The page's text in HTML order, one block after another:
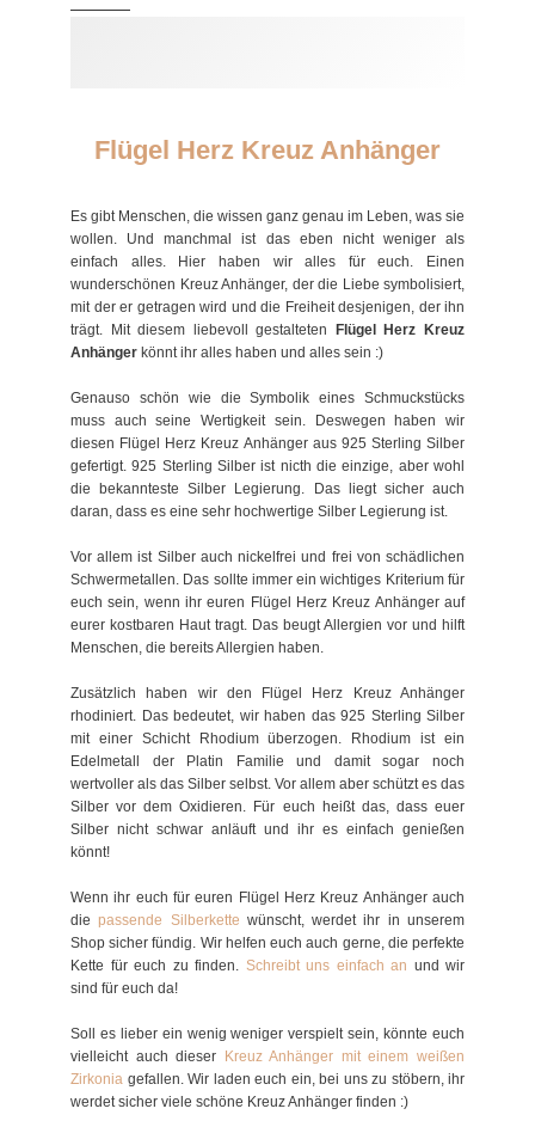
Flügel Herz Kreuz Anhänger
Es gibt Menschen, die wissen ganz genau im Leben, was sie
wollen. Und manchmal ist das eben nicht weniger als
einfach alles. Hier haben wir alles für euch. Einen
wunderschönen Kreuz Anhänger, der die Liebe symbolisiert,
mit der er getragen wird und die Freiheit desjenigen, der ihn
trägt. Mit diesem liebevoll gestalteten
Flügel Herz Kreuz
Anhänger könnt ihr alles haben und alles sein :)
Genauso schön wie die Symbolik eines Schmuckstücks
muss auch seine Wertigkeit sein. Deswegen haben wir
diesen Flügel Herz Kreuz Anhänger aus 925 Sterling Silber
gefertigt. 925 Sterling Silber ist nicth die einzige, aber wohl
die bekannteste Silber Legierung. Das liegt sicher auch
daran, dass es eine sehr hochwertige Silber Legierung ist.
Vor allem ist Silber auch nickelfrei und frei von schädlichen
Schwermetallen. Das sollte immer ein wichtiges Kriterium für
euch sein, wenn ihr euren Flügel Herz Kreuz Anhänger auf
eurer kostbaren Haut tragt. Das beugt Allergien vor und hilft
Menschen, die bereits Allergien haben.
Zusätzlich haben wir den Flügel Herz Kreuz Anhänger
rhodiniert. Das bedeutet, wir haben das 925 Sterling Silber
mit einer Schicht Rhodium überzogen. Rhodium ist ein
Edelmetall der Platin Familie und damit sogar noch
wertvoller als das Silber selbst. Vor allem aber schützt es das
Silber vor dem Oxidieren. Für euch heißt das, dass euer
Silber nicht schwar anläuft und ihr es einfach genießen
könnt!
Wenn ihr euch für euren Flügel Herz Kreuz Anhänger auch
diepassende Silberkette wünscht, werdet ihr in unserem
Shop sicher fündig. Wir helfen euch auch gerne, die perfekte
Kette für euch zu finden. Schreibt uns einfach an und wir
sind für euch da!
Soll es lieber ein wenig weniger verspielt sein, könnte euch
vielleicht auch dieser
Kreuz Anhänger mit einem weißen
Zirkonia gefallen. Wir laden euch ein, bei uns zu stöbern, ihr
werdet sicher viele schöne Kreuz Anhänger finden :)